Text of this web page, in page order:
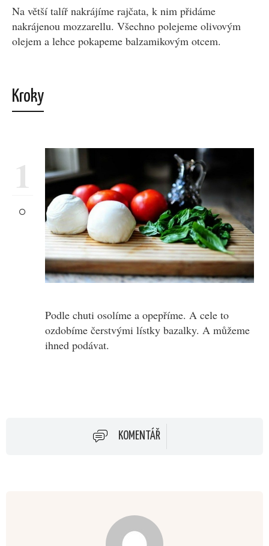
Na větší talíř nakrájíme rajčata, k nim přidáme
nakrájenou mozzarellu. Všechno polejeme olivovým
olejem a lehce pokapeme balzamikovým otcem.
Kroky
1
Podle chuti osolíme a opepříme. A cele to
ozdobíme čerstvými lístky bazalky. A můžeme
ihned podávat.
KOMENTÁŘ